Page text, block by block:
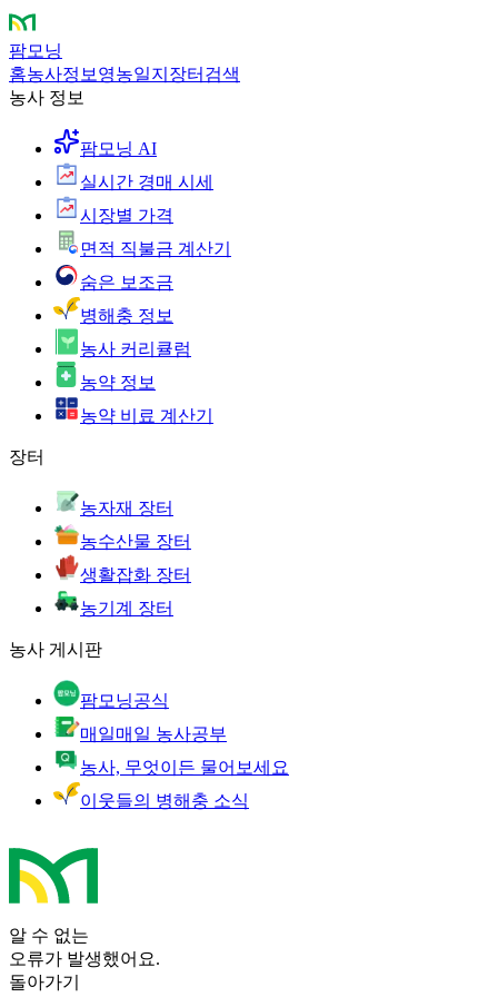
팜모닝
홈농사정보 영농일지 장터 검색
농사 정보
팜모닝 AI
실시간 경매 시세
시장별 가격
면적 직불금 계산기
숨은 보조금
병해충 정보
농사 커리큘럼
농약 정보
농약 비료 계산기
장터
농자재 장터
농수산물 장터
생활잡화 장터
농기계 장터
농사 게시판
팜모닝공식
매일매일 농사공부
농사, 무엇이든 물어보세요
이웃들의 병해충 소식
알 수 없는
오류가 발생했어요.
돌아가기